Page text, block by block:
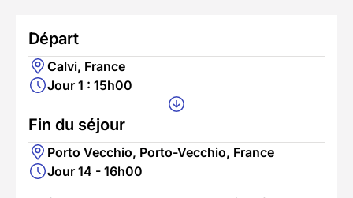
Départ
Calvi, France
Jour 1 : 15h00
Fin du séjour
Porto Vecchio, Porto-Vecchio, France
Jour 14 - 16h00